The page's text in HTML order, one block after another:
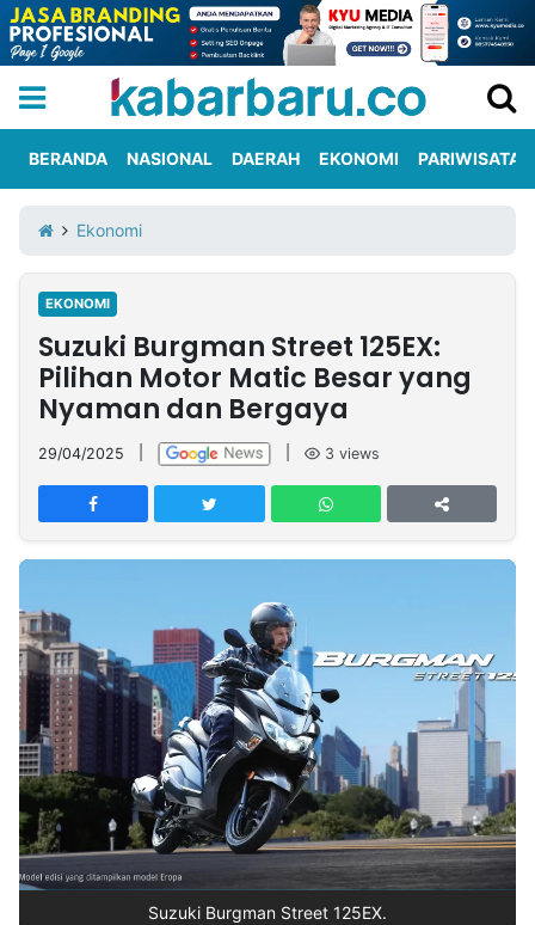
Iklan
Berita
Kami
Nasional
International
Olahraga
Entertainment
Daerah
Pariwisata
Kuliner
Kolom
Network
PT
TREETAN
INDONESIA
Partner
Insight
NTB
Suara
Time
Lens
IDN
Daily
Jogja
Jalan
Rakyat
Idealita
News
Kita
Notice
Dinamikapost.com
Radar
Baru
Seedbacklink
Follow
Kabarbaru
BERANDA NASIONAL DAERAH EKONOMI PARIWISATA
Ekonomi
EKONOMI
Suzuki Burgman Street 125EX:
Pilihan Motor Matic Besar yang
Nyaman dan Bergaya
29/04/2025 3 views
Suzuki Burgman Street 125EX.